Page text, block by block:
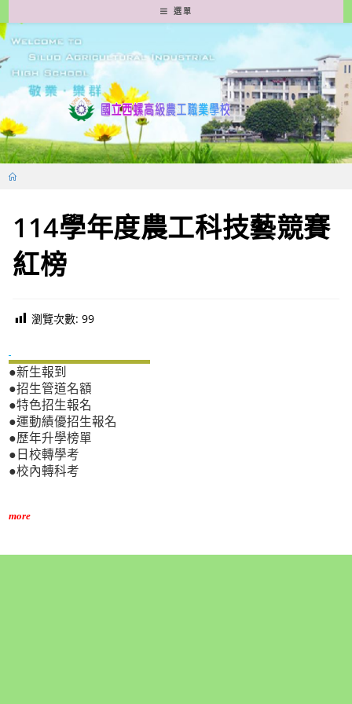
轉
至
要
容
選單
114學年度農工科技藝競賽
紅榜
瀏覽次數: 99
●新生報到
●招生管道名額
●特色招生報名
●運動績優招生報名
●歷年升學榜單
●日校轉學考
●校內轉科考
more